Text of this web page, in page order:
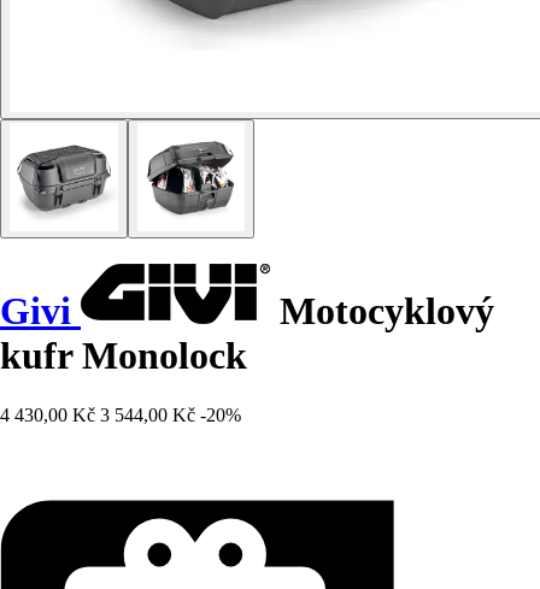
Givi
Motocyklový
kufr Monolock
4 430,00 Kč 3 544,00 Kč -20%